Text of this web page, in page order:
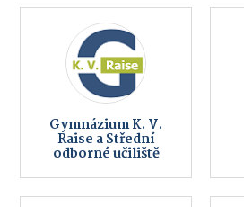
Gymnázium K. V.
Raise a Střední
odborné učiliště